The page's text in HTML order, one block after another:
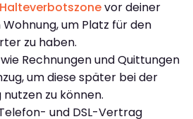
Halteverbotszonevor deiner
um Platz für den
zu haben.
Rechnungen und Quittungen
um diese später bei der
zu können.
und DSL-Vertrag